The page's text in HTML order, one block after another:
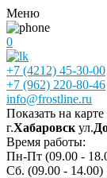
Меню
0
+7 (4212) 45-30-00
+7 (962) 220-80-46
info@frostline.ru
Показать на карте
г.Хабаровск ул.
Время работы:
Пн-Пт (09.00 -
Сб. (09.00 - 14.00)